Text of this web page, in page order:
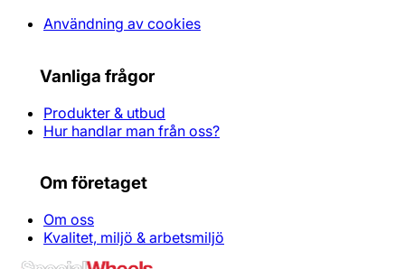
Användning av cookies
Vanliga frågor
Produkter & utbud
Hur handlar man från oss?
Om företaget
Om oss
Kvalitet, miljö & arbetsmiljö